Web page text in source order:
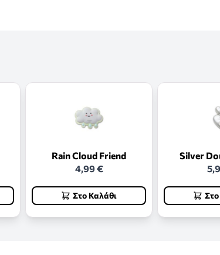
Rain Cloud Friend
4,99 €
Στο Καλάθι
Silver